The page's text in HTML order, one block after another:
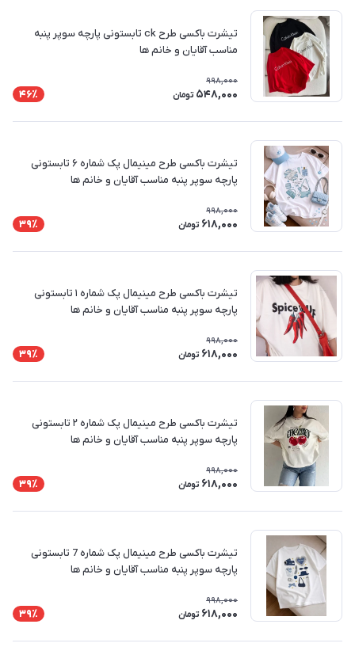
تیشرت باکسی طرح ck تابستونی پارچه سوپر پنبه
مناسب آقایان و خانم ها
998,000
548,000 تومان 46٪
تیشرت باکسی طرح مینیمال پک شماره ۶ تابستونی
پارچه سوپر پنبه مناسب آقایان و خانم ها
998,000
618,000 تومان 39٪
تیشرت باکسی طرح مینیمال پک شماره ۱ تابستونی
پارچه سوپر پنبه مناسب آقایان و خانم ها
998,000
618,000 تومان 39٪
تیشرت باکسی طرح مینیمال پک شماره ۲ تابستونی
پارچه سوپر پنبه مناسب آقایان و خانم ها
998,000
618,000 تومان 39٪
تیشرت باکسی طرح مینیمال پک شماره 7 تابستونی
پارچه سوپر پنبه مناسب آقایان و خانم ها
998,000
618,000 تومان 39٪